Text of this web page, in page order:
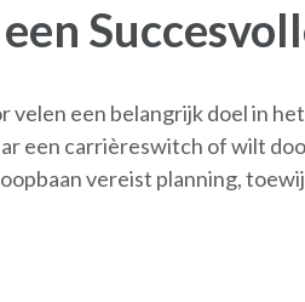
velen een belangrijk doel in
een carrièreswitch of wilt
vereist planning,